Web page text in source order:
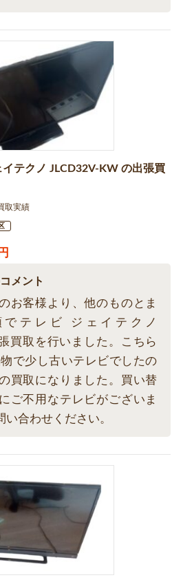
テクノ JLCD32V-KW の出張買
取実績
メント
お客様より、他のものとま
でテレビ ジェイテクノ
買取を行いました。こちら
で少し古いテレビでしたの
買取になりました。買い替
ご不用なテレビがございま
合わせください。